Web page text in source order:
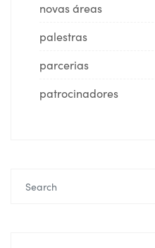
novas áreas
palestras
parcerias
patrocinadores